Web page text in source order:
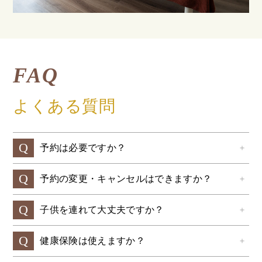
FAQ
よくある質問
Q 予約は必要ですか？ ＋
Q 予約の変更・キャンセルはできますか？ ＋
Q 子供を連れて大丈夫ですか？ ＋
Q 健康保険は使えますか？ ＋